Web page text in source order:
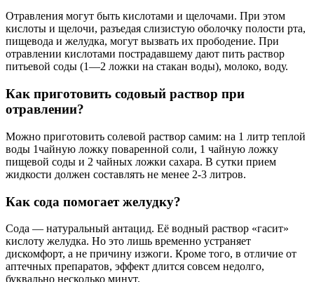
Отравления могут быть кислотами и щелочами. При этом
кислоты и щелочи, разъедая слизистую оболочку полости рта,
пищевода и желудка, могут вызвать их прободение. При
отравлении кислотами пострадавшему дают пить раствор
питьевой соды (1—2 ложки на стакан воды), молоко, воду.
Как приготовить содовый раствор при
отравлении?
Можно приготовить солевой раствор самим: на 1 литр теплой
воды 1чайную ложку поваренной соли, 1 чайную ложку
пищевой соды и 2 чайных ложки сахара. В сутки прием
жидкости должен составлять не менее 2-3 литров.
Как сода помогает желудку?
Сода — натуральный антацид. Её водный раствор «гасит»
кислоту желудка. Но это лишь временно устраняет
дискомфорт, а не причину изжоги. Кроме того, в отличие от
аптечных препаратов, эффект длится совсем недолго,
буквально несколько минут.